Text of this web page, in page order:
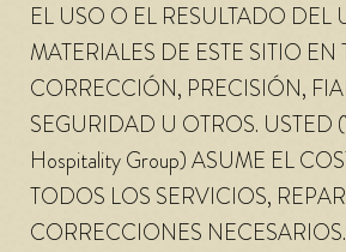
EL USO O EL RESULTADO DEL
MATERIALES DE ESTE SITIO
CORRECCIÓN, PRECISIÓN,
SEGURIDAD U OTROS. USTED
Hospitality Group) ASUME EL
TODOS LOS SERVICIOS,
CORRECCIONES